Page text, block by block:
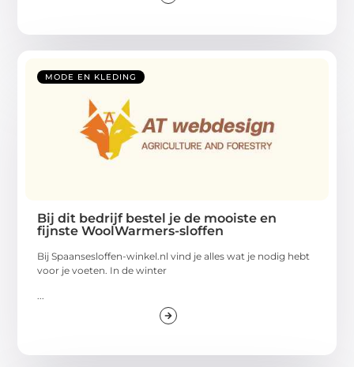
MODE EN KLEDING
Bij dit bedrijf bestel je de mooiste en
fijnste WoolWarmers-sloffen
Bij Spaansesloffen-winkel.nl vind je alles wat je nodig hebt
voor je voeten. In de winter